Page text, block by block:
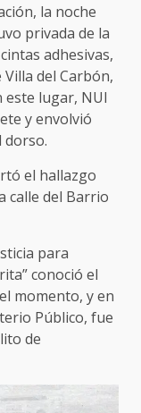
la noche
privada de la
adhesivas,
del Carbón,
este lugar, NUI
y envolvió
dorso.
el hallazgo
calle del Barrio
para
conoció el
momento, y en
Público, fue
de